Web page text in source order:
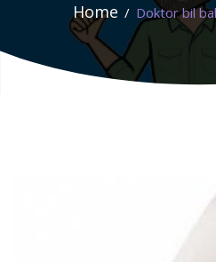
Home Doktor bil